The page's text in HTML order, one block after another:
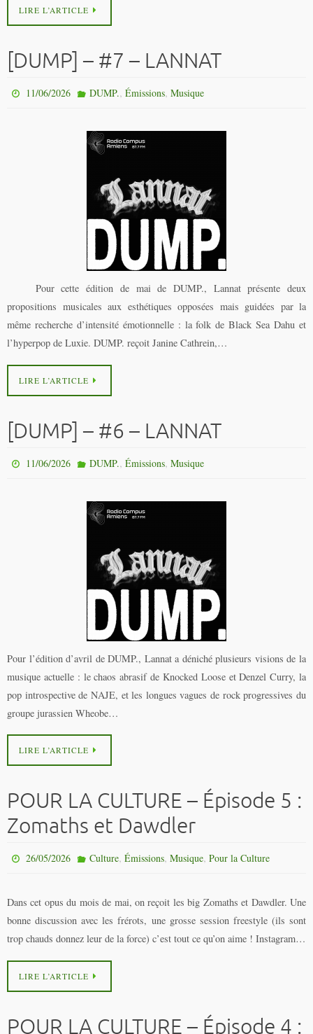
LIRE L’ARTICLE
[DUMP] – #7 – LANNAT
11/06/2026 DUMP., Émissions, Musique
Pour cette édition de mai de DUMP., Lannat présente deux
propositions musicales aux esthétiques opposées mais guidées par la
même recherche d’intensité émotionnelle : la folk de Black Sea Dahu et
l’hyperpop de Luxie. DUMP. reçoit Janine Cathrein,…
LIRE L’ARTICLE
[DUMP] – #6 – LANNAT
11/06/2026 DUMP., Émissions, Musique
Pour l’édition d’avril de DUMP., Lannat a déniché plusieurs visions de la
musique actuelle : le chaos abrasif de Knocked Loose et Denzel Curry, la
pop introspective de NAJE, et les longues vagues de rock progressives du
groupe jurassien Wheobe…
LIRE L’ARTICLE
POUR LA CULTURE – Épisode 5 :
Zomaths et Dawdler
26/05/2026 Culture, Émissions, Musique, Pour la Culture
Dans cet opus du mois de mai, on reçoit les big Zomaths et Dawdler. Une
bonne discussion avec les frérots, une grosse session freestyle (ils sont
trop chauds donnez leur de la force) c’est tout ce qu’on aime ! Instagram…
LIRE L’ARTICLE
POUR LA CULTURE – Épisode 4 :